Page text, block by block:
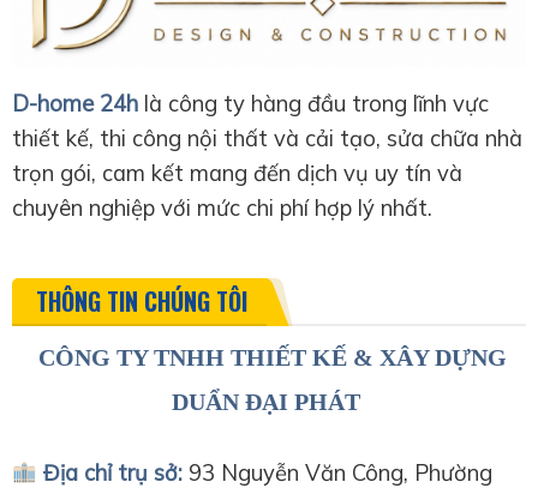
D-home 24h là công ty hàng đầu trong lĩnh vực
thiết kế, thi công nội thất và cải tạo, sửa chữa nhà
trọn gói, cam kết mang đến dịch vụ uy tín và
chuyên nghiệp với mức chi phí hợp lý nhất.
THÔNG TIN CHÚNG TÔI
CÔNG TY TNHH THIẾT KẾ & XÂY DỰNG
DUẨN ĐẠI PHÁT
Địa chỉ trụ sở:93 Nguyễn Văn Công, Phường